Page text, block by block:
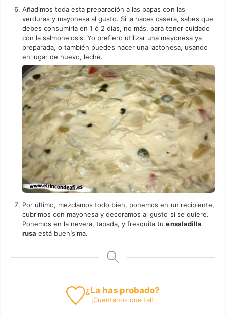
Añadimos toda esta preparación a las papas con las
verduras y mayonesa al gusto. Si la haces casera, sabes que
debes consumirla en 1 ó 2 días, no más, para tener cuidado
con la salmonelosis. Yo prefiero utilizar una mayonesa ya
preparada, o también puedes hacer una lactonesa, usando
en lugar de huevo, leche.
Por último, mezclamos todo bien, ponemos en un recipiente,
cubrimos con mayonesa y decoramos al gusto si se quiere.
Ponemos en la nevera, tapada, y fresquita tuensaladilla
rusa está buenísima.
¿La has probado?
¡Cuéntanos qué tal!